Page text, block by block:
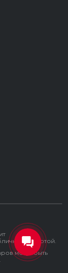
офертой.
могут быть